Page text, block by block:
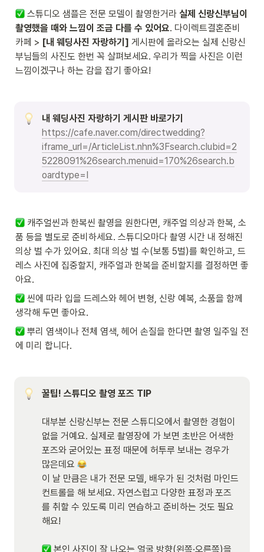
스튜디오 샘플은 전문 모델이 촬영한거라 실제 신랑신부님이
촬영했을 때와 느낌이 조금 다를 수 있어요. 다이렉트결혼준비
카페 > [내 웨딩사진 자랑하기] 게시판에 올라오는 실제 신랑신
부님들의 사진도 한번 꼭 살펴보세요. 우리가 찍을 사진은 이런
느낌이겠구나 하는 감을 잡기 좋아요!
내 웨딩사진 자랑하기 게시판 바로가기
https://cafe.naver.com/directwedding?
iframe_url=/ArticleList.nhn%3Fsearch.clubid=2
5228091%26search.menuid=170%26search.b
oardtype=I
캐주얼씬과 한복씬 촬영을 원한다면, 캐주얼 의상과 한복, 소
품 등을 별도로 준비하세요. 스튜디오마다 촬영 시간 내 정해진
의상 벌 수가 있어요. 최대 의상 벌 수(보통 5벌)를 확인하고, 드
레스 사진에 집중할지, 캐주얼과 한복을 준비할지를 결정하면 좋
아요.
씬에 따라 입을 드레스와 헤어 변형, 신랑 예복, 소품을 함께
생각해 두면 좋아요.
뿌리 염색이나 전체 염색, 헤어 손질을 한다면 촬영 일주일 전
에 미리 합니다.
꿀팁! 스튜디오 촬영 포즈 TIP
대부분 신랑신부는 전문 스튜디오에서 촬영한 경험이
없을 거예요. 실제로 촬영장에 가 보면 초반은 어색한
포즈와 굳어있는 표정 때문에 허투루 보내는 경우가
많은데요
이 날 만큼은 내가 전문 모델, 배우가 된 것처럼 마인드
컨트롤을 해 보세요. 자연스럽고 다양한 표정과 포즈
를 취할 수 있도록 미리 연습하고 준비하는 것도 필요
해요!
본인 사진이 잘 나오는 얼굴 방향(왼쪽·오른쪽)을